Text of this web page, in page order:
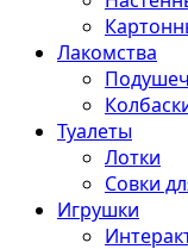
Лакомства
Туалеты
Лотки
Совки
Игрушки